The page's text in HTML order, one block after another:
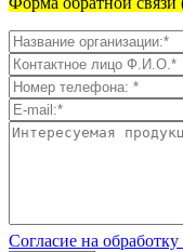
Согласие на